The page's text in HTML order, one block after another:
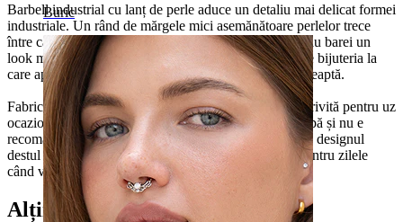
Buric
Barbell industrial cu lanț de perle aduce un detaliu mai delicat formei
industriale. Un rând de mărgele mici asemănătoare perlelor trece
între capete, legate prin elemente fine de lanț care îi dau barei un
look mai șic. Disponibilă în culorile auriu și argintiu, e bijuteria la
care apelezi când vrei ceva diferit de obișnuita bară dreaptă.
Fabricată din oțel chirurgical 316L, e cel mai bine potrivită pentru uz
ocazional. bijuteria e semi-durabilă, trebuie ferită de apă și nu e
recomandată pentru piele sensibilă. Filrul exterior face designul
destul de ușor de manevrat. Un industrial decorativ pentru zilele
când vrei un plus de detaliu.
Alții au mai cumpărat